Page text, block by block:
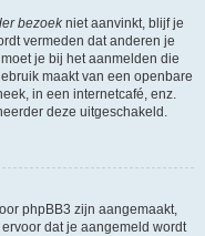
bezoekniet aanvinkt, blijf je
vermeden dat anderen je
je bij het aanmelden die
maakt van een openbare
in een internetcafé, enz.
deze uitgeschakeld.
phpBB3 zijn aangemaakt,
dat je aangemeld wordt